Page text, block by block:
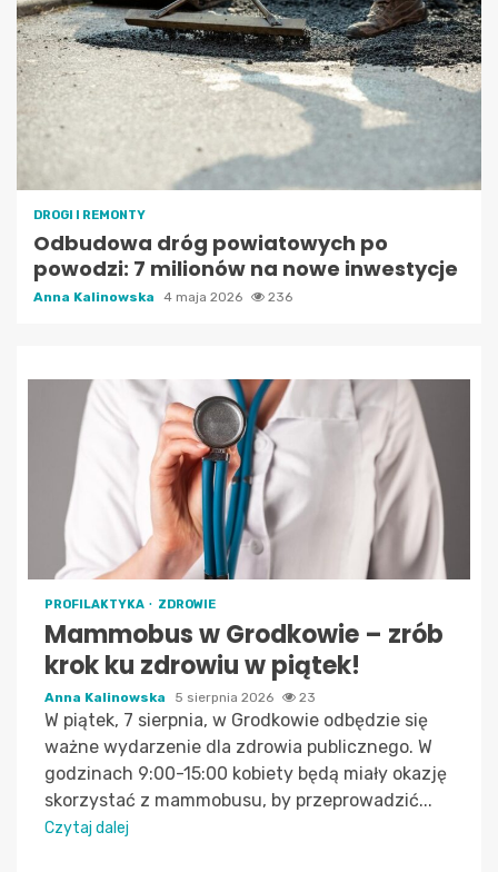
DROGI I REMONTY
Odbudowa dróg powiatowych po
powodzi: 7 milionów na nowe inwestycje
Anna Kalinowska 4 maja 2026 236
PROFILAKTYKA ZDROWIE
Mammobus w Grodkowie – zrób
krok ku zdrowiu w piątek!
Anna Kalinowska 5 sierpnia 2026 23
W piątek, 7 sierpnia, w Grodkowie odbędzie się
ważne wydarzenie dla zdrowia publicznego. W
godzinach 9:00-15:00 kobiety będą miały okazję
skorzystać z mammobusu, by przeprowadzić...
Czytaj dalej